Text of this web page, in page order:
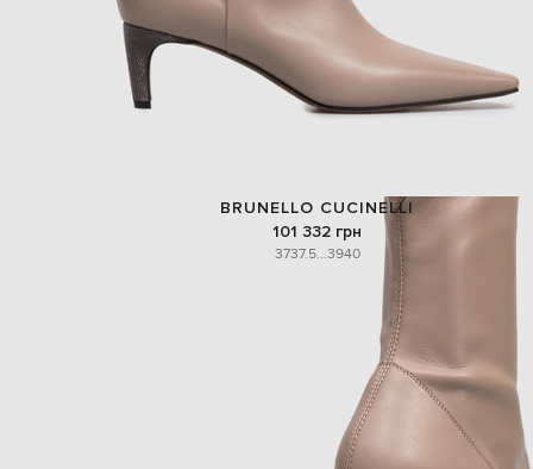
BRUNELLO CUCINELLI
101 332 грн
3737.5...3940